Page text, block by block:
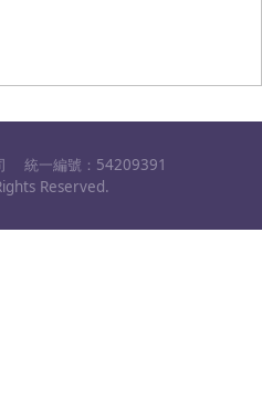
統一編號： 54209391
Reserved.